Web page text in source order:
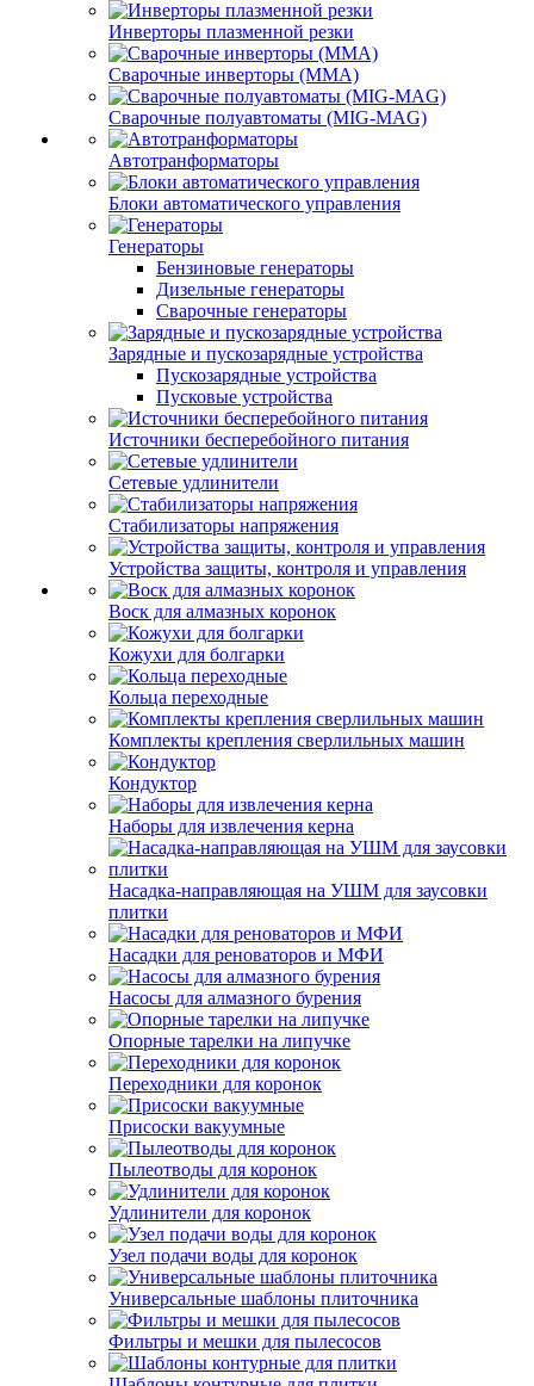
Инверторы плазменной резки
Сварочные инверторы (MMA)
Сварочные полуавтоматы (MIG-MAG)
Автотранформаторы
Блоки автоматического управления
Генераторы
Бензиновые генераторы
Дизельные генераторы
Сварочные генераторы
Зарядные и пускозарядные устройства
Пускозарядные устройства
Пусковые устройства
Источники бесперебойного питания
Сетевые удлинители
Стабилизаторы напряжения
Устройства защиты, контроля и управления
Воск для алмазных коронок
Кожухи для болгарки
Кольца переходные
Комплекты крепления сверлильных машин
Кондуктор
Наборы для извлечения керна
Насадка-направляющая на УШМ для заусовки
плитки
Насадки для реноваторов и МФИ
Насосы для алмазного бурения
Опорные тарелки на липучке
Переходники для коронок
Присоски вакуумные
Пылеотводы для коронок
Удлинители для коронок
Узел подачи воды для коронок
Универсальные шаблоны плиточника
Фильтры и мешки для пылесосов